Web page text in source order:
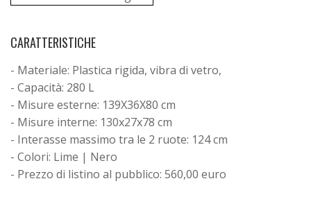
CARATTERISTICHE
- Materiale: Plastica rigida, vibra di vetro,
- Capacità: 280 L
- Misure esterne: 139X36X80 cm
- Misure interne: 130x27x78 cm
- Interasse massimo tra le 2 ruote: 124 cm
- Colori: Lime | Nero
- Prezzo di listino al pubblico: 560,00 euro